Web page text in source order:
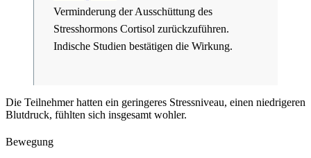
Verminderung der Ausschüttung des
Stresshormons Cortisol zurückzuführen.
Indische Studien bestätigen die Wirkung.
Die Teilnehmer hatten ein geringeres Stressniveau, einen niedrigeren
Blutdruck, fühlten sich insgesamt wohler.
Bewegung